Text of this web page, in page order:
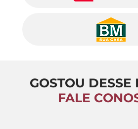
GOSTOU DESSE
FALE